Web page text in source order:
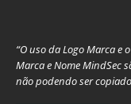
“O uso da Logo Marca e
Marca e Nome MindSec
não podendo ser